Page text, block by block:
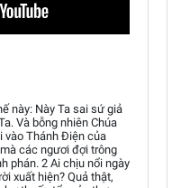
này: Này Ta sai sứ giả
Và bỗng nhiên Chúa
vào Thánh Điện của
các ngươi đợi trông
phán. 2 Ai chịu nổi ngày
xuất hiện? Quả thật,